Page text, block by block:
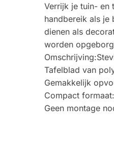
Verrijk je tuin- en
handbereik als je
dienen als
worden
Tafelblad van
Gemakkelijk
Compact
Geen montage